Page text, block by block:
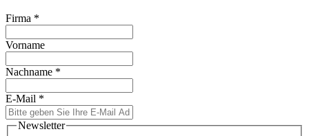
Firma *
Vorname
Nachname *
E-Mail *
Newsletter